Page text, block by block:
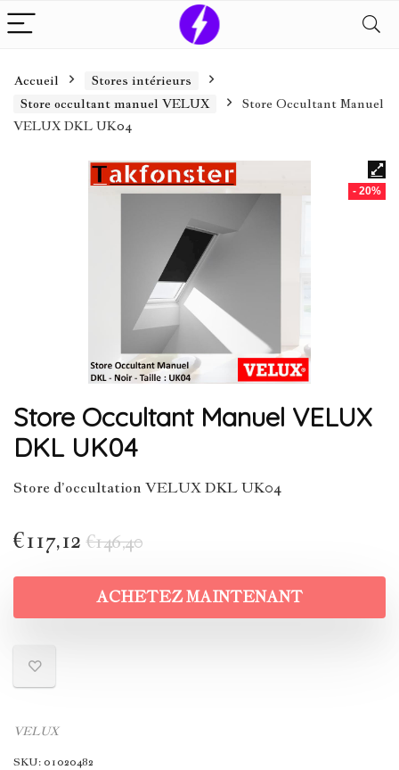
Accueil
Stores intérieurs
Store occultant manuel VELUX
Store Occultant Manuel
VELUX DKL UK04
- 20%
Store Occultant Manuel VELUX
DKL UK04
Store d’occultation VELUX DKL UK04
€146,40
€117,12
ACHETEZ MAINTENANT
VELUX
SKU:01020482